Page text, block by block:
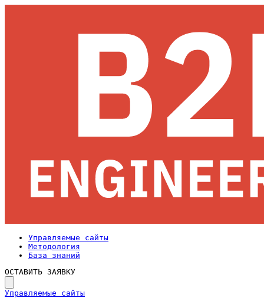
Управляемые сайты
Методология
База знаний
ОСТАВИТЬ ЗАЯВКУ
Управляемые сайты